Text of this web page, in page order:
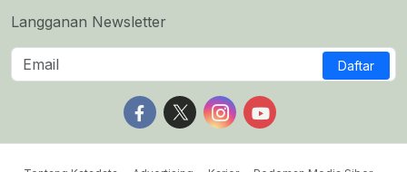
Langganan Newsletter
Daftar
Follow us on Facebook
Follow us on X
Follow us on Instagram
Follow us on